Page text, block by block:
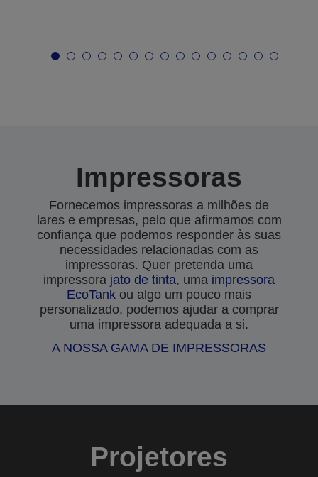
Impressoras
Fornecemos impressoras a milhões de
lares e empresas, pelo que afirmamos com
confiança que podemos responder às suas
necessidades relacionadas com as
impressoras. Quer pretenda uma
impressora jato de tinta, uma impressora
EcoTank ou algo um pouco mais
personalizado, podemos ajudar a comprar
uma impressora adequada a si.
A NOSSA GAMA DE IMPRESSORAS
Projetores